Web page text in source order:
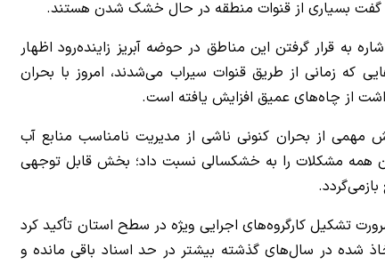
گفت بسیاری از قنوات منطقه در حال خشک شدن هستند.
به قرار گرفتن این مناطق در حوضه آبریز زاینده‌رود اظهار
که زمانی از طریق قنوات سیراب می‌شدند، امروز با بحران
از چاه‌های عمیق افزایش یافته است.
مهمی از بحران کنونی ناشی از مدیریت نامناسب منابع آب
همه مشکلات را به خشکسالی نسبت داد؛ بخش قابل توجهی
تشکیل کارگروه‌های اجرایی ویژه در سطح استان تأکید کرد
شده در سال‌های گذشته بیشتر در حد اسناد باقی مانده و